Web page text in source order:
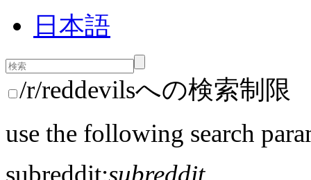
日本語
/r/reddevilsへの検索制限
use the following search
subreddit:subreddit